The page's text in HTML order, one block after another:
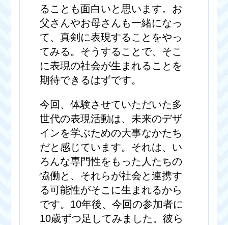
ることも面白いと思います。お
父さんやお母さんも一緒になっ
て、真剣に表現することをやっ
てみる。そうすることで、そこ
に表現の社会が生まれることを
期待できるはずです。
今回、体験させていただいた多
世代の表現活動は、未来のデザ
インを学ぶための大事なかたち
だと感じています。それは、い
ろんな専門性をもった人たちの
恊働と、それらが社会と連携す
る可能性がそこに生まれるから
です。10年後、今回の参加者に
10歳ずつ足してみました。彼ら